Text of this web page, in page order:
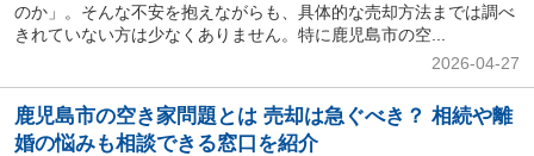
のか」。そんな不安を抱えながらも、具体的な売却方法までは調べ
きれていない方は少なくありません。特に鹿児島市の空...
2026-04-27
鹿児島市の空き家問題とは 売却は急ぐべき？ 相続や離
婚の悩みも相談できる窓口を紹介